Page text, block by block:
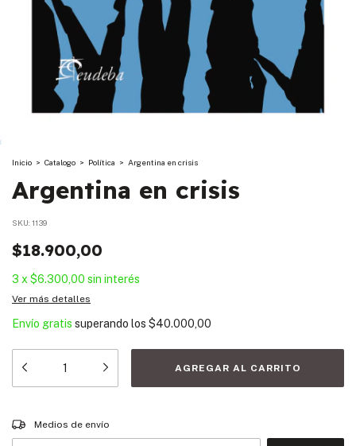
Inicio > Catalogo > Política > Argentina en crisis
Argentina en crisis
SKU: 1139
$18.900,00
3 x$6.300,00 sin interés
Ver más detalles
Envío gratis superando los $40.000,00
Entregas para el CP:
Medios de envío